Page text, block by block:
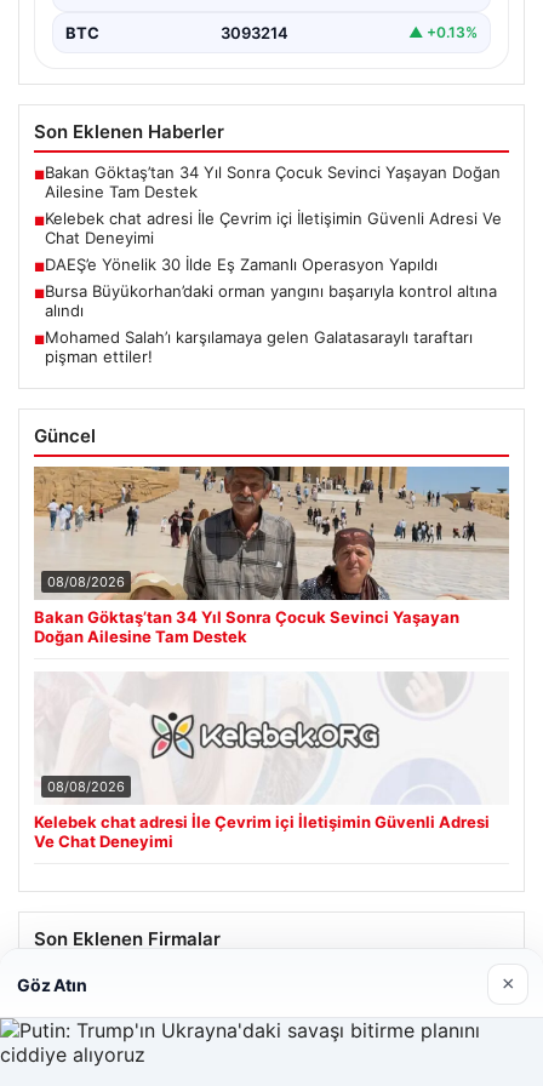
BTC 3093214 ▲ +0.13%
Son Eklenen Haberler
■Bakan Göktaş’tan 34 Yıl Sonra Çocuk Sevinci Yaşayan Doğan
Ailesine Tam Destek
■Kelebek chat adresi İle Çevrim içi İletişimin Güvenli Adresi Ve
Chat Deneyimi
■DAEŞ’e Yönelik 30 İlde Eş Zamanlı Operasyon Yapıldı
■Bursa Büyükorhan’daki orman yangını başarıyla kontrol altına
alındı
■Mohamed Salah’ı karşılamaya gelen Galatasaraylı taraftarı
pişman ettiler!
Güncel
08/08/2026
Bakan Göktaş’tan 34 Yıl Sonra Çocuk Sevinci Yaşayan
Doğan Ailesine Tam Destek
08/08/2026
Kelebek chat adresi İle Çevrim içi İletişimin Güvenli Adresi
Ve Chat Deneyimi
Son Eklenen Firmalar
Göz Atın ×